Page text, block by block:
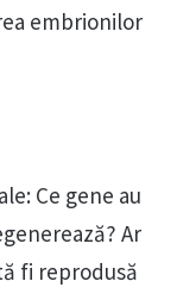
embrionilor
Ce gene au
Ar
fi reprodusă